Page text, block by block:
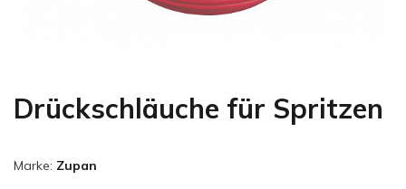
Drückschläuche für Spritzen
Marke: Zupan